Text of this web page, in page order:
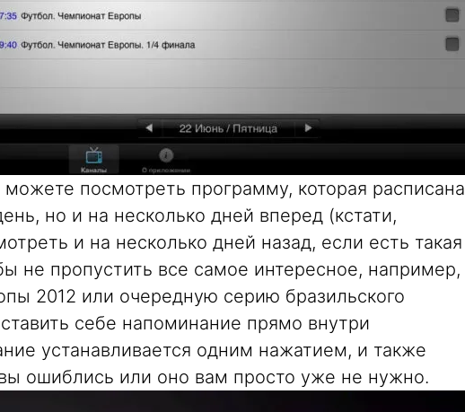
посмотреть программу, которая расписана
но и на несколько дней вперед (кстати,
и на несколько дней назад, если есть такая
не пропустить все самое интересное, например,
2012 или очередную серию бразильского
себе напоминание прямо внутри
устанавливается одним нажатием, и также
ошиблись или оно вам просто уже не нужно.